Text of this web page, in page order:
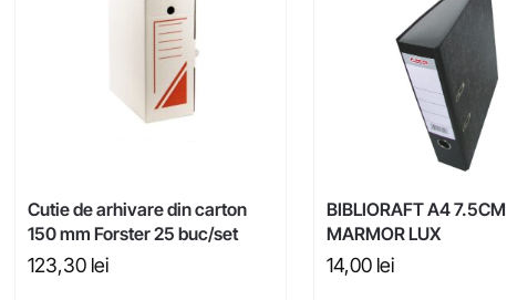
Cutie de arhivare din carton
150 mm Forster 25 buc/set
123,30 lei
BIBLIORAFT A4 7.5CM
MARMOR LUX
14,00 lei